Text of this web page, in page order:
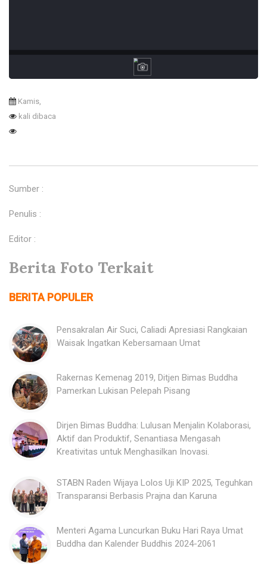
Kamis,
kali dibaca
Sumber :
Penulis :
Editor :
Berita Foto Terkait
BERITA POPULER
Pensakralan Air Suci, Caliadi Apresiasi Rangkaian
Waisak Ingatkan Kebersamaan Umat
Rakernas Kemenag 2019, Ditjen Bimas Buddha
Pamerkan Lukisan Pelepah Pisang
Dirjen Bimas Buddha: Lulusan Menjalin Kolaborasi,
Aktif dan Produktif, Senantiasa Mengasah
Kreativitas untuk Menghasilkan Inovasi.
STABN Raden Wijaya Lolos Uji KIP 2025, Teguhkan
Transparansi Berbasis Prajna dan Karuna
Menteri Agama Luncurkan Buku Hari Raya Umat
Buddha dan Kalender Buddhis 2024-2061